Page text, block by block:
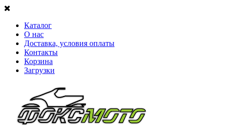
Каталог
О нас
Доставка, условия оплаты
Контакты
Корзина
Загрузки